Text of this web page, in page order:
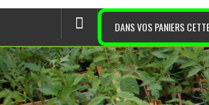
DANS VOS PANIERS